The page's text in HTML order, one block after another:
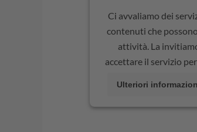
Ci avvaliamo dei
contenuti che
attività. La
accettare il servizio
Ulteriori